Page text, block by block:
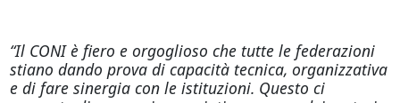
“Il CONI è fiero e orgoglioso che tutte le federazioni
stiano dando prova di capacità tecnica, organizzativa
e di fare sinergia con le istituzioni. Questo ci